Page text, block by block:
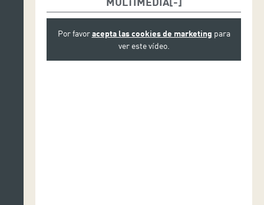
Por favoracepta las cookies de marketing para
ver este vídeo.